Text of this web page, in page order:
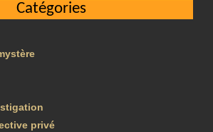
Catégories
privé